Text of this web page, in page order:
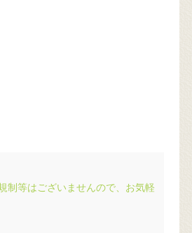
制等はございませんので、お気軽